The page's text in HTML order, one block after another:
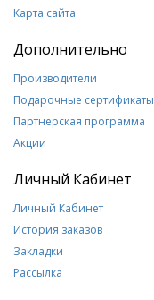
Карта сайта
Дополнительно
Производители
Подарочные сертификаты
Партнерская программа
Акции
Личный Кабинет
Личный Кабинет
История заказов
Закладки
Рассылка